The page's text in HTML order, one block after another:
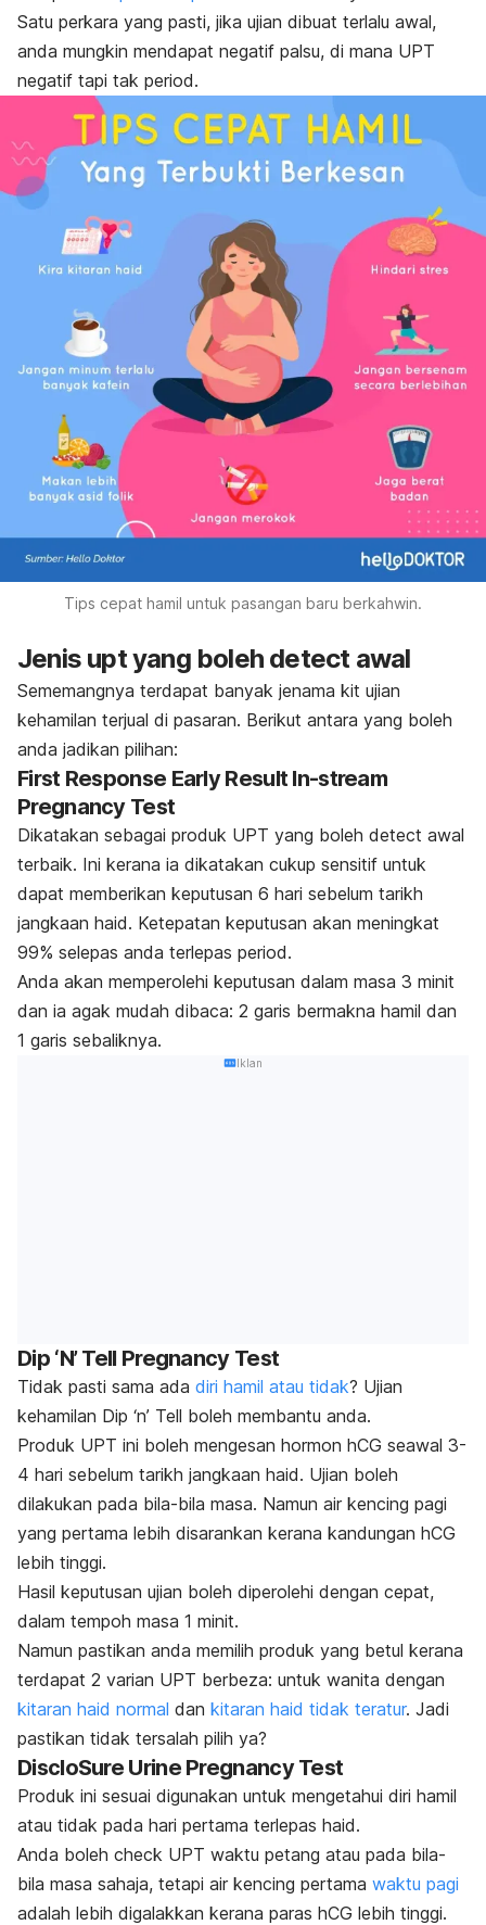
Satu perkara yang pasti, jika ujian dibuat terlalu awal,
anda mungkin mendapat negatif palsu, di mana UPT
negatif tapi tak period.
Tips cepat hamil untuk pasangan baru berkahwin.
Jenis upt yang boleh detectawal
Sememangnya terdapat banyak jenama kit ujian
kehamilan terjual di pasaran. Berikut antara yang boleh
anda jadikan pilihan:
First Response Early Result In-stream
Pregnancy Test
Dikatakan sebagai produk UPT yang boleh detect awal
terbaik. Ini kerana ia dikatakan cukup sensitif untuk
dapat memberikan keputusan 6 hari sebelum tarikh
jangkaan haid. Ketepatan keputusan akan meningkat
99% selepas anda terlepas period.
Anda akan memperolehi keputusan dalam masa 3 minit
dan ia agak mudah dibaca: 2 garis bermakna hamil dan
1 garis sebaliknya.
Iklan
Dip ‘N’ Tell Pregnancy Test
Tidak pasti sama ada diri hamil atau tidak? Ujian
kehamilan Dip ‘n’ Tell boleh membantu anda.
Produk UPT ini boleh mengesan hormon hCG seawal 3-
4 hari sebelum tarikh jangkaan haid. Ujian boleh
dilakukan pada bila-bila masa. Namun air kencing pagi
yang pertama lebih disarankan kerana kandungan hCG
lebih tinggi.
Hasil keputusan ujian boleh diperolehi dengan cepat,
dalam tempoh masa 1 minit.
Namun pastikan anda memilih produk yang betul kerana
terdapat 2 varian UPT berbeza: untuk wanita dengan
kitaran haid normal dan kitaran haid tidak teratur. Jadi
pastikan tidak tersalah pilih ya?
DiscloSure Urine Pregnancy Test
Produk ini sesuai digunakan untuk mengetahui diri hamil
atau tidak pada hari pertama terlepas haid.
Anda boleh check UPT waktu petang atau pada bila-
bila masa sahaja, tetapi air kencing pertama waktu pagi
adalah lebih digalakkan kerana paras hCG lebih tinggi.